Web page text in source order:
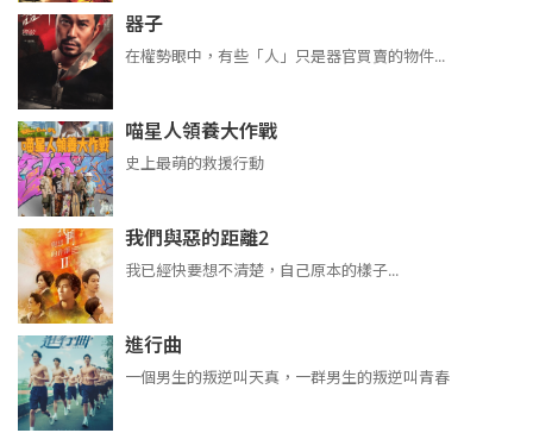
器子
在權勢眼中，有些「人」只是器官買賣的物件...
喵星人領養大作戰
史上最萌的救援行動
我們與惡的距離2
我已經快要想不清楚，自己原本的樣子...
進行曲
​​​一個男生的叛逆叫天真，一群男生的叛逆叫青春